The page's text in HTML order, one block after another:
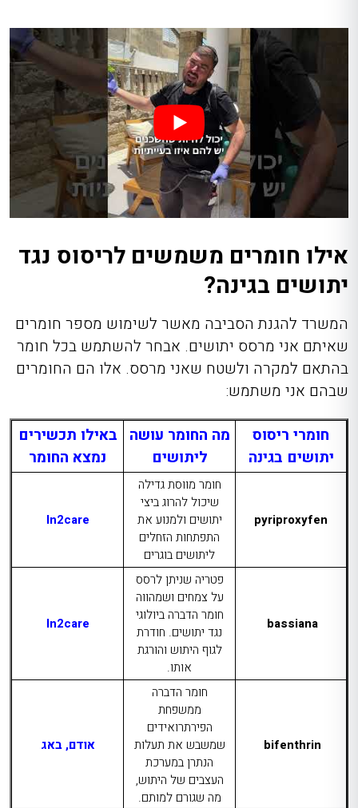
אילו חומרים משמשים לריסוס נגד
יתושים בגינה?
המשרד להגנת הסביבה מאשר לשימוש מספר חומרים
שאיתם אני מרסס יתושים. אבחר להשתמש בכל חומר
בהתאם למקרה ולשטח שאני מרסס. אלו הם החומרים
שבהם אני משתמש:
חומרי ריסוס
יתושים בגינה
מה החומר עושה
ליתושים
באילו תכשירים
נמצא החומר
pyriproxyfen
חומר מווסת גדילה
שיכול להרוג ביצי
יתושים ולמנוע את
התפתחות הזחלים
ליתושים בוגרים
In2care
bassiana
פטריה שניתן לרסס
על צמחים ושמהווה
חומר הדברה ביולוגי
נגד יתושים. חודרת
לגוף היתוש והורגת
אותו.
In2care
bifenthrin
חומר הדברה
ממשפחת
הפירתרואידים
שמשבש את תעלות
הנתרן במערכת
העצבים של היתוש,
מה שגורם למותם.
אודם, באג